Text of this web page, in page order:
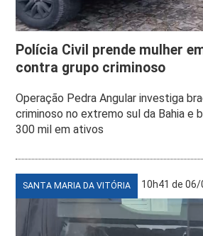
Polícia Civil prende mulher
contra grupo criminoso
Operação Pedra Angular investiga
criminoso no extremo sul da Bahia e
300 mil em ativos
SANTA MARIA DA VITÓRIA 10h41 de